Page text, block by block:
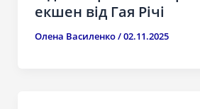
екшен від Гая Річі
Олена Василенко/02.11.2025